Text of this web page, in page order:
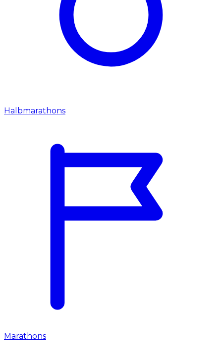
Halbmarathons
Marathons